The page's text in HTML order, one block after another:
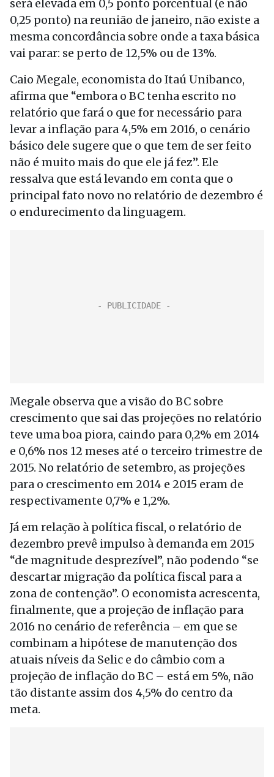
será elevada em 0,5 ponto porcentual (e não
0,25 ponto) na reunião de janeiro, não existe a
mesma concordância sobre onde a taxa básica
vai parar: se perto de 12,5% ou de 13%.
Caio Megale, economista do Itaú Unibanco,
afirma que “embora o BC tenha escrito no
relatório que fará o que for necessário para
levar a inflação para 4,5% em 2016, o cenário
básico dele sugere que o que tem de ser feito
não é muito mais do que ele já fez”. Ele
ressalva que está levando em conta que o
principal fato novo no relatório de dezembro é
o endurecimento da linguagem.
Megale observa que a visão do BC sobre
crescimento que sai das projeções no relatório
teve uma boa piora, caindo para 0,2% em 2014
e 0,6% nos 12 meses até o terceiro trimestre de
2015. No relatório de setembro, as projeções
para o crescimento em 2014 e 2015 eram de
respectivamente 0,7% e 1,2%.
Já em relação à política fiscal, o relatório de
dezembro prevê impulso à demanda em 2015
“de magnitude desprezível”, não podendo “se
descartar migração da política fiscal para a
zona de contenção”. O economista acrescenta,
finalmente, que a projeção de inflação para
2016 no cenário de referência – em que se
combinam a hipótese de manutenção dos
atuais níveis da Selic e do câmbio com a
projeção de inflação do BC – está em 5%, não
tão distante assim dos 4,5% do centro da
meta.